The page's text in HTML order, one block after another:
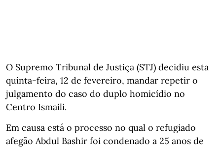
O Supremo Tribunal de Justiça (STJ) decidiu esta
quinta-feira, 12 de fevereiro, mandar repetir o
julgamento do caso do duplo homicídio no
Centro Ismaili.
Em causa está o processo no qual o refugiado
afegão Abdul Bashir foi condenado a 25 anos de